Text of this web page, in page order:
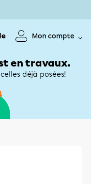
Mon compte
en travaux.
déjà posées!